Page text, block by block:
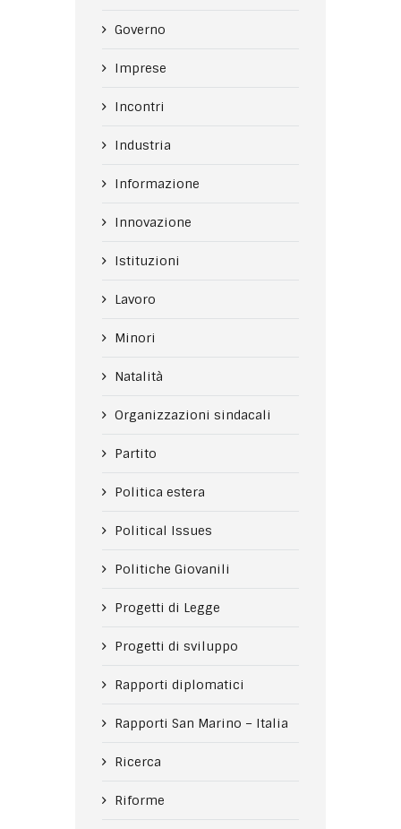
Governo
Imprese
Incontri
Industria
Informazione
Innovazione
Istituzioni
Lavoro
Minori
Natalità
Organizzazioni sindacali
Partito
Politica estera
Political Issues
Politiche Giovanili
Progetti di Legge
Progetti di sviluppo
Rapporti diplomatici
Rapporti San Marino – Italia
Ricerca
Riforme